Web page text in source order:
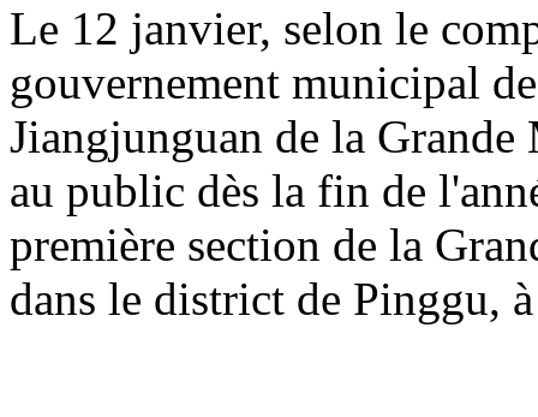
Le 12 janvier, selon le
gouvernement municipal
Jiangjunguan de la
au public dès la fin de
première section de la
dans le district de Pinggu,